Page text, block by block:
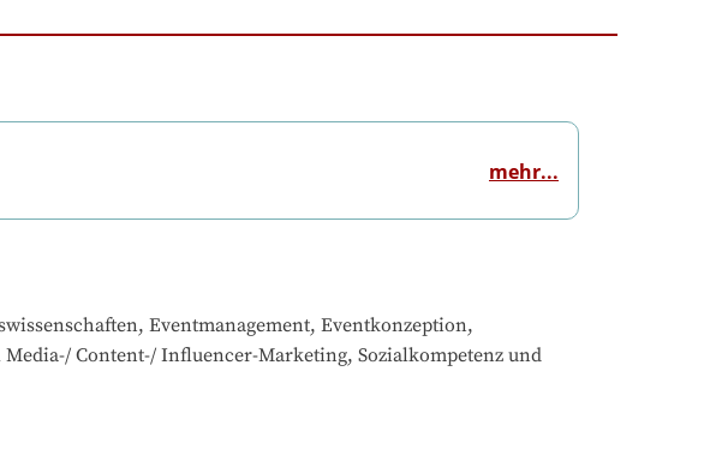
mehr...
Eventmanagement, Eventkonzeption,
Content-/ Influencer-Marketing, Sozialkompetenz und